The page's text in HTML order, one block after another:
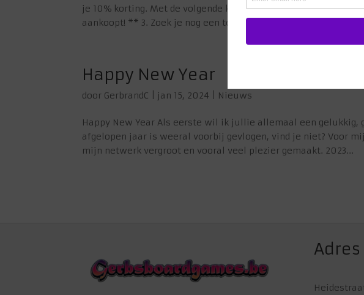
je 10% korting. Met de volgende kortingscode: BWCT5ASD * 2.
aankoopt! ** 3. Zoek je nog een team building voor dit...
Happy New Year
door GerbrandC jan 15, 2024 Nieuws
Happy New Year Als eerste wil ik jullie allemaal een gelukkig,
afgelopen jaar is weeral voorbij gevlogen, vind je niet? Voor
mijn netwerk vergroot en vooral veel plezier gemaakt. 2023...
Adres